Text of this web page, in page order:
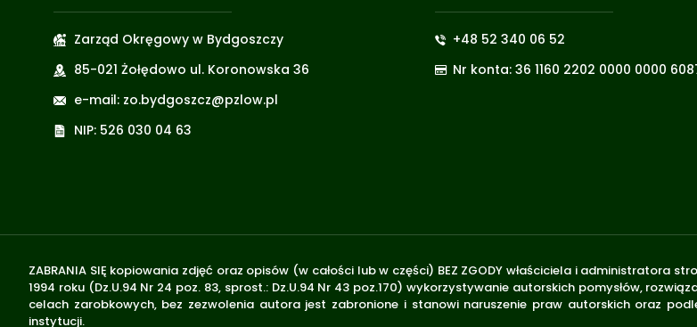
Zarząd Okręgowy w Bydgoszczy
85-021 Żołędowo ul. Koronowska 36
e-mail: zo.bydgoszcz@pzlow.pl
NIP: 526 030 04 63
+48 52 340 06 52
Nr konta: 36 1160 2202 0000 0000
ZABRANIA SIĘ kopiowania zdjęć oraz opisów (w całości lub w części) BEZ ZGODY właściciela i administratora
1994 roku (Dz.U.94 Nr 24 poz. 83, sprost.: Dz.U.94 Nr 43 poz.170) wykorzystywanie autorskich pomysłów,
celach zarobkowych, bez zezwolenia autora jest zabronione i stanowi naruszenie praw autorskich oraz
instytucji.